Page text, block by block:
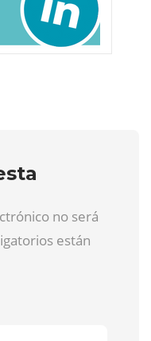
no será
están